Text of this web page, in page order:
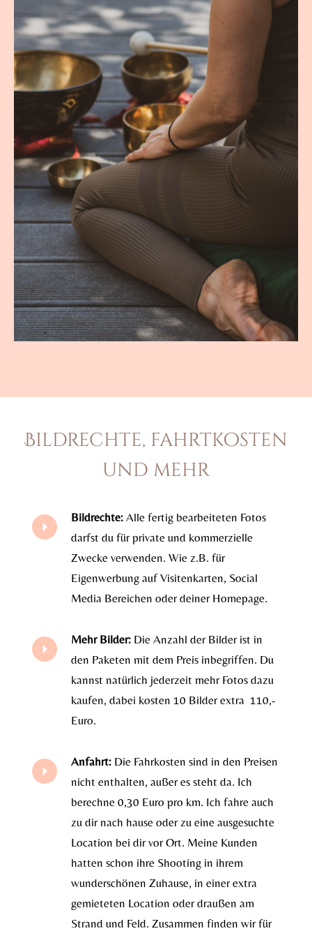
Bildrechte, fahrtkosten
und mehr
Bildrechte:Alle fertig bearbeiteten Fotos
darfst du für private und kommerzielle
Zwecke verwenden. Wie z.B. für
Eigenwerbung auf Visitenkarten, Social
Media Bereichen oder deiner Homepage.
Mehr Bilder:Die Anzahl der Bilder ist in
den Paketen mit dem Preis inbegriffen. Du
kannst natürlich jederzeit mehr Fotos dazu
kaufen, dabei kosten 10 Bilder extra 110,-
Euro.
Anfahrt:Die Fahrkosten sind in den Preisen
nicht enthalten, außer es steht da. Ich
berechne 0,30 Euro pro km. Ich fahre auch
zu dir nach hause oder zu eine ausgesuchte
Location bei dir vor Ort. Meine Kunden
hatten schon ihre Shooting in ihrem
wunderschönen Zuhause, in einer extra
gemieteten Location oder draußen am
Strand und Feld. Zusammen finden wir für